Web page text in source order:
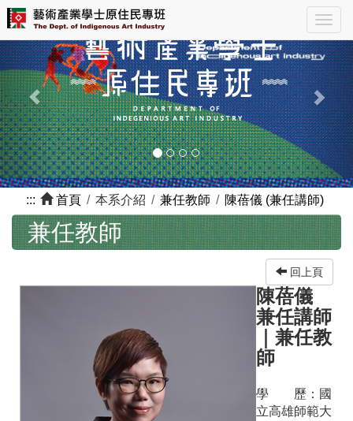
跳
到
主
要
內
容
區
塊
Previous
::: 首頁 本系介紹 兼任教師 陳蓓儀 (兼任講師)
兼任教師
回上頁
陳蓓儀
兼任講師
兼任教
師
學 歷： 國
立高雄師範大